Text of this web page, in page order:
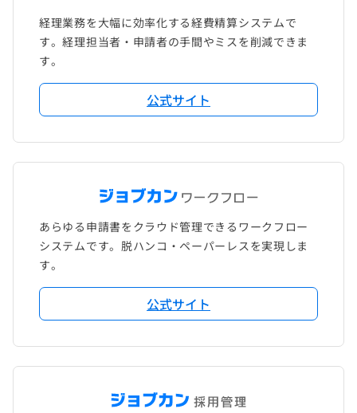
経理業務を大幅に効率化する経費精算システムで
す。経理担当者・申請者の手間やミスを削減できま
す。
公式サイト
あらゆる申請書をクラウド管理できるワークフロー
システムです。脱ハンコ・ペーパーレスを実現しま
す。
公式サイト